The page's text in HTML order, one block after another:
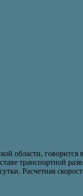
области,
транспортной
Расчетная